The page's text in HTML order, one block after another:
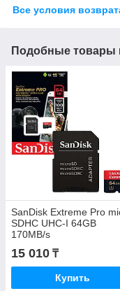
Все условия
Подобные товары
SanDisk Extreme Pro
SDHC UHC-I 64GB
170MB/s
15 010 ₸
Купить